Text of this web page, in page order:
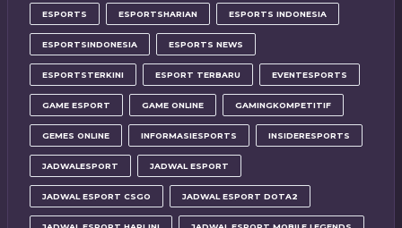
ESPORTS ESPORTSHARIAN ESPORTS INDONESIA
ESPORTSINDONESIA ESPORTS NEWS
ESPORTSTERKINI ESPORT TERBARU EVENTESPORTS
GAME ESPORT GAME ONLINE GAMINGKOMPETITIF
GEMES ONLINE INFORMASIESPORTS INSIDERESPORTS
JADWALESPORT JADWAL ESPORT
JADWAL ESPORT CSGO JADWAL ESPORT DOTA2